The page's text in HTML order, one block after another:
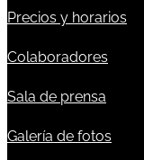
Precios y horarios
Colaboradores
Sala de prensa
Galería de fotos